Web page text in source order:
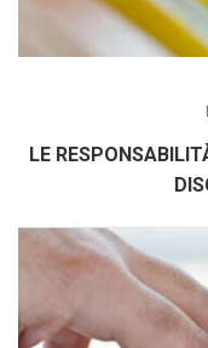
LE